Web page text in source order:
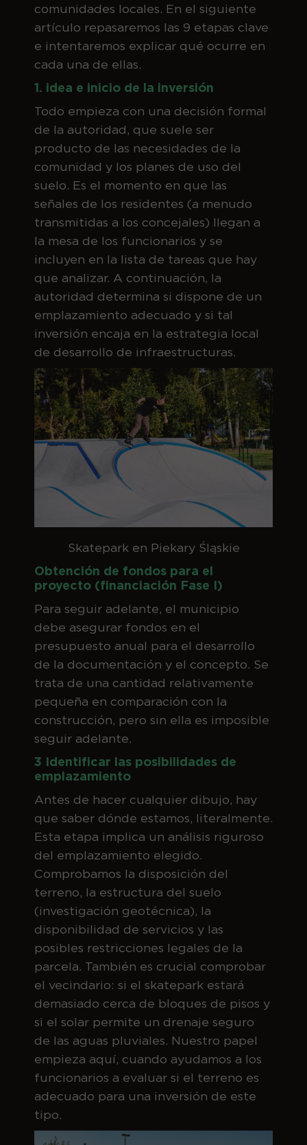
comunidades locales. En el siguiente
artículo repasaremos las 9 etapas clave
e intentaremos explicar qué ocurre en
cada una de ellas.
1. idea e inicio de la inversión
Todo empieza con una decisión formal
de la autoridad, que suele ser
producto de las necesidades de la
comunidad y los planes de uso del
suelo. Es el momento en que las
señales de los residentes (a menudo
transmitidas a los concejales) llegan a
la mesa de los funcionarios y se
incluyen en la lista de tareas que hay
que analizar. A continuación, la
autoridad determina si dispone de un
emplazamiento adecuado y si tal
inversión encaja en la estrategia local
de desarrollo de infraestructuras.
Skatepark en Piekary Śląskie
Obtención de fondos para el
proyecto (financiación Fase I)
Para seguir adelante, el municipio
debe asegurar fondos en el
presupuesto anual para el desarrollo
de la documentación y el concepto. Se
trata de una cantidad relativamente
pequeña en comparación con la
construcción, pero sin ella es imposible
seguir adelante.
3 Identificar las posibilidades de
emplazamiento
Antes de hacer cualquier dibujo, hay
que saber dónde estamos, literalmente.
Esta etapa implica un análisis riguroso
del emplazamiento elegido.
Comprobamos la disposición del
terreno, la estructura del suelo
(investigación geotécnica), la
disponibilidad de servicios y las
posibles restricciones legales de la
parcela. También es crucial comprobar
el vecindario: si el skatepark estará
demasiado cerca de bloques de pisos y
si el solar permite un drenaje seguro
de las aguas pluviales. Nuestro papel
empieza aquí, cuando ayudamos a los
funcionarios a evaluar si el terreno es
adecuado para una inversión de este
tipo.